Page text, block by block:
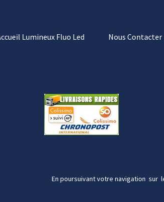
Lumineux Fluo Led Nous Contacter
En poursuivant votre navigation sur